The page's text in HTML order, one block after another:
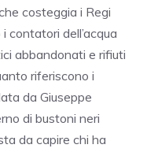
costeggia i Regi
contatori dell’acqua
abbandonati e rifiuti
riferiscono i
da Giuseppe
di bustoni neri
da capire chi ha